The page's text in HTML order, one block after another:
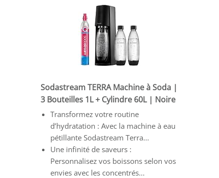
Sodastream TERRA Machine à Soda |
3 Bouteilles 1L + Cylindre 60L | Noire
Transformez votre routine
d’hydratation : Avec la machine à eau
pétillante Sodastream Terra...
Une infinité de saveurs :
Personnalisez vos boissons selon vos
envies avec les concentrés...